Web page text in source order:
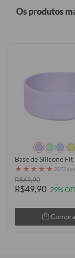
Os produtos
Base de Silicone Fit
★ ★ ★ ★ ★ 2273
R$69,90
R$49,90 29%